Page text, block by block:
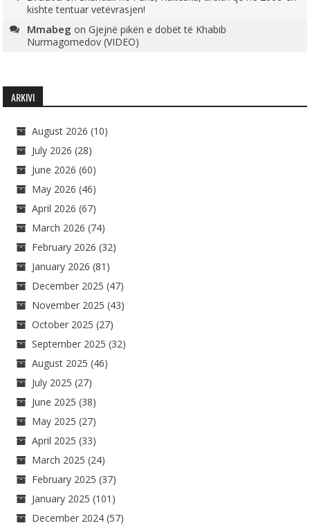
kishte tentuar vetëvrasjen!
Mmabeg onGjejnë pikën e dobët të Khabib
Nurmagomedov (VIDEO)
ARKIVI
August 2026 (10)
July 2026 (28)
June 2026 (60)
May 2026 (46)
April 2026 (67)
March 2026 (74)
February 2026 (32)
January 2026 (81)
December 2025 (47)
November 2025 (43)
October 2025 (27)
September 2025 (32)
August 2025 (46)
July 2025 (27)
June 2025 (38)
May 2025 (27)
April 2025 (33)
March 2025 (24)
February 2025 (37)
January 2025 (101)
December 2024 (57)